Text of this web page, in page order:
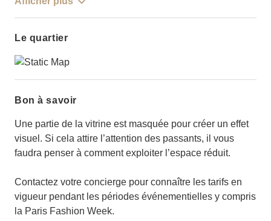
Le quartier
Bon à savoir
Une partie de la vitrine est masquée pour créer un effet
visuel. Si cela attire l’attention des passants, il vous
faudra penser à comment exploiter l’espace réduit.
Contactez votre concierge pour connaître les tarifs en
vigueur pendant les périodes événementielles y compris
la Paris Fashion Week.